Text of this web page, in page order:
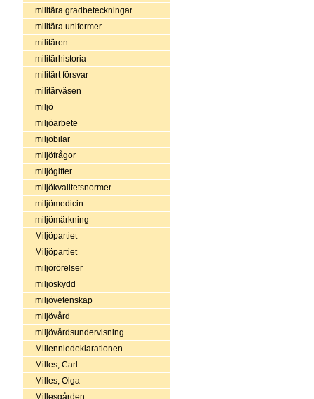
militära gradbeteckningar
militära uniformer
militären
militärhistoria
militärt försvar
militärväsen
miljö
miljöarbete
miljöbilar
miljöfrågor
miljögifter
miljökvalitetsnormer
miljömedicin
miljömärkning
Miljöpartiet
Miljöpartiet
miljörörelser
miljöskydd
miljövetenskap
miljövård
miljövårdsundervisning
Millenniedeklarationen
Milles, Carl
Milles, Olga
Millesgården